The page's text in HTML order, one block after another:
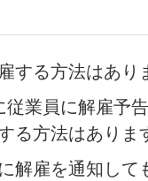
する方法はあり
従業員に解雇予
る方法はありま
解雇を通知して